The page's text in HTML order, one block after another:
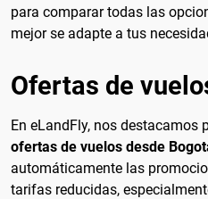
para comparar todas las
mejor se adapte a tus
Ofertas de
En eLandFly, nos destacamos
ofertas de vuelos desde
automáticamente las
tarifas reducidas,